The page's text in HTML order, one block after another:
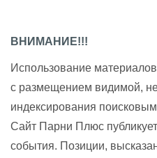
ВНИМАНИЕ!!!
Использование
с размещением видимой,
индексирования
Сайт Парни Плюс
события. Позиции,